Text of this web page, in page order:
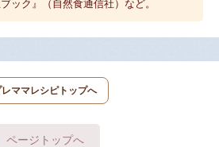
ック』（自然食通信社）など。
レママレシピトップへ
ページトップへ